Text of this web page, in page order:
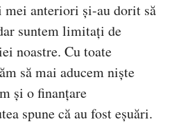
mei anteriori și-au dorit să
suntem limitați de
noastre. Cu toate
să mai aducem niște
și o finanțare
spune că au fost eșuări.